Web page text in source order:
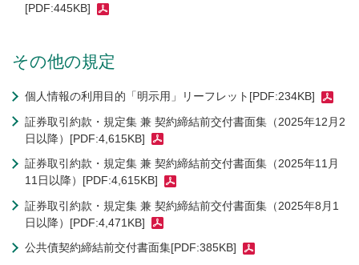
[PDF:445KB]
その他の規定
個人情報の利用目的「明示用」リーフレット[PDF:234KB]
証券取引約款・規定集 兼 契約締結前交付書面集（2025年12月2
日以降）[PDF:4,615KB]
証券取引約款・規定集 兼 契約締結前交付書面集（2025年11月
11日以降）[PDF:4,615KB]
証券取引約款・規定集 兼 契約締結前交付書面集（2025年8月1
日以降）[PDF:4,471KB]
公共債契約締結前交付書面集[PDF:385KB]